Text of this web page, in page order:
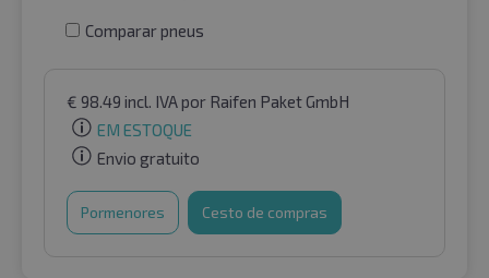
Comparar pneus
€ 98.49 incl. IVApor Raifen Paket GmbH
EM ESTOQUE
Envio gratuito
Pormenores Cesto de compras